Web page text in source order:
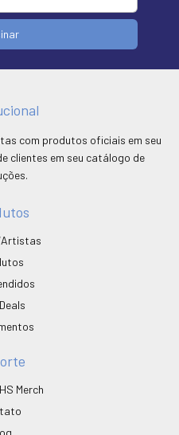
com produtos oficiais em seu
clientes em seu catálogo de
Merch